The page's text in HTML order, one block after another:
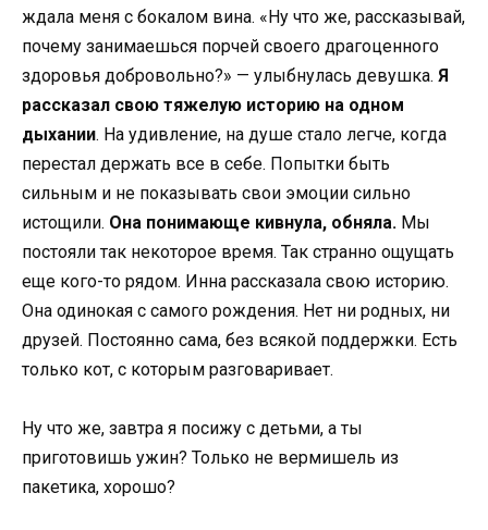
ждала меня с бокалом вина. «Ну что же, рассказывай,
почему занимаешься порчей своего драгоценного
здоровья добровольно?» — улыбнулась девушка. Я
рассказал свою тяжелую историю на одном
дыхании. На удивление, на душе стало легче, когда
перестал держать все в себе. Попытки быть
сильным и не показывать свои эмоции сильно
истощили. Она понимающе кивнула, обняла. Мы
постояли так некоторое время. Так странно ощущать
еще кого-то рядом. Инна рассказала свою историю.
Она одинокая с самого рождения. Нет ни родных, ни
друзей. Постоянно сама, без всякой поддержки. Есть
только кот, с которым разговаривает.
Ну что же, завтра я посижу с детьми, а ты
приготовишь ужин? Только не вермишель из
пакетика, хорошо?